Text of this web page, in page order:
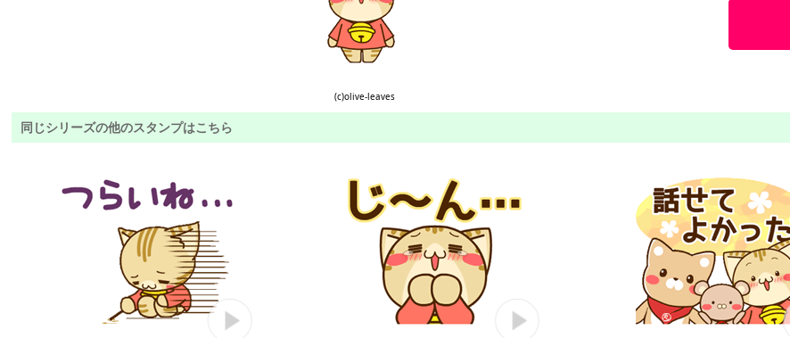
(c)olive-leaves
同じシリーズの他のスタンプはこちら